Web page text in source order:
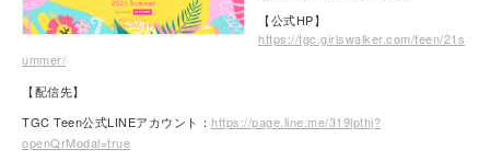
【公式HP】
https://tgc.girlswalker.com/teen/21s
ummer/
【配信先】
TGC Teen公式LINEアカウント： https://page.line.me/319lpthj?
openQrModal=true